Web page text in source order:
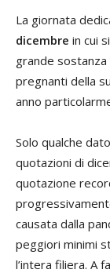
La giornata
dicembre in cui
grande
pregnanti della
anno
Solo qualche
quotazioni di
quotazione
causata dalla
peggiori minimi
l’intera filiera. A